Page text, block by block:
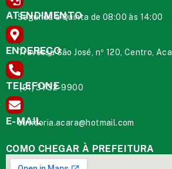
ATENDIMENTO
Segunda à Quinta de 08:00 às 14:00
ENDEREÇO
Travessa São José, nº 120, Centro,
TELEFONE
(91) 3732-9900
E-MAIL
ouvidoria.acara@hotmail.com
COMO CHEGAR À PREFEITURA